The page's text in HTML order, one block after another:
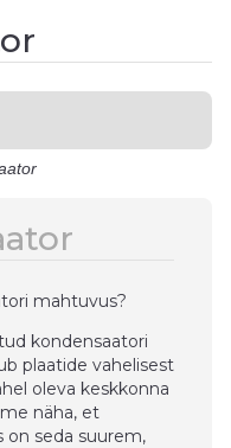
mahtuvus?
kondensaatori
plaatide vahelisest
oleva keskkonna
näha, et
seda suurem,